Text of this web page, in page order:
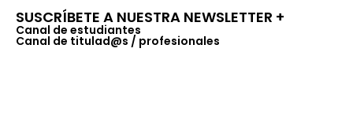
SUSCRÍBETE A NUESTRA NEWSLETTER +​
Canal de estudiantes
Canal de titulad@s / profesionales